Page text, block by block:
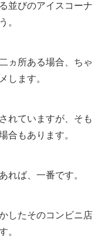
並びのアイスコーナ
。
ヵ所ある場合、ちゃ
します。
れていますが、そも
合もあります。
れば、一番です。
したそのコンビニ店
。